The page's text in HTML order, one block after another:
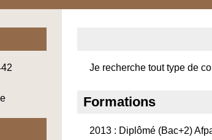
Je recherche tout type de
Formations
2013 : Diplômé (Bac+2)